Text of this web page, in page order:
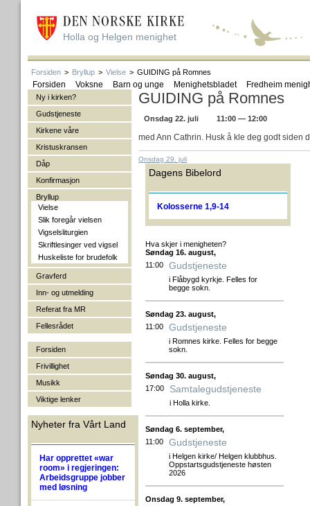
Holla og Helgen menighet
Forsiden > Bryllup > Vielse > GUIDING på Romnes
Forsiden Voksne Barn og unge Menighetsbladet Fredheim
Ny i kirken?
Gudstjeneste
Kirkene våre
Kristuskransen
Dåp
Konfirmasjon
Bryllup
Vielse
Slik foregår vielsen
Vigselsliturgien
Skriftlesinger ved vigsel
Huskeliste for brudefolk
Gravferd
Inn- og utmelding
Referat fra MR
Fellesrådet
Forsiden
Frivillighet
Musikk
Viktige lenker
Nyheter fra Vårt Land
Har opprettet «war
room» i regjeringen:
Arbeidsgruppe jobber
med løsning
GUIDING på Romnes
Onsdag 22. juli 11:00 — 12:00
med Ann Cathrin. Husk å kle deg godt siden
Onsdag 29. juli
Dagens Bibelord
Kolosserne 1,9-14
Hva skjer i menigheten?
Søndag 16. august,
11:00
Gudstjeneste
i Flåbygd kyrkje. Felles for
begge sokn.
Søndag 23. august,
11:00
Gudstjeneste
i Romnes kirke. Felles for begge
sokn.
Søndag 30. august,
17:00
Samtalegudstjeneste
i Holla kirke.
Søndag 6. september,
11:00
Gudstjeneste
i Helgen kirke/ Helgen klubbhus.
Oppstartsgudstjeneste høsten
2026
Onsdag 9. september,